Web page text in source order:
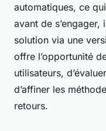
automatiques, ce
avant de
solution via une
offre l’opportunité
utilisateurs,
d’affiner les
retours.